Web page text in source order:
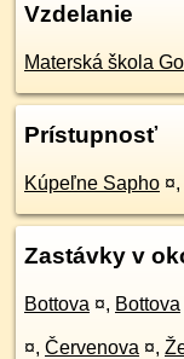
Vzdelanie
Materská škola
Prístupnosť
Kúpeľne Sapho ¤,
Zastávky v
Bottova ¤, Bottova
¤, Červenova ¤,